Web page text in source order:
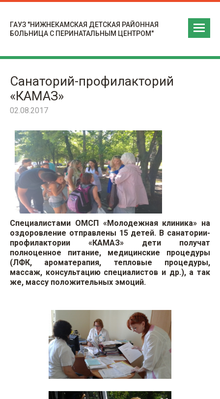
ГАУЗ "НИЖНЕКАМСКАЯ ДЕТСКАЯ РАЙОННАЯ
БОЛЬНИЦА С ПЕРИНАТАЛЬНЫМ ЦЕНТРОМ"
Санаторий-профилакторий
«КАМАЗ»
02.08.2017
Специалистами ОМСП «Молодежная клиника» на
оздоровление отправлены 15 детей. В санатории-
профилактории «КАМАЗ» дети получат
полноценное питание, медицинские процедуры
(ЛФК, ароматерапия, тепловые процедуры,
массаж, консультацию специалистов и др.), а так
же, массу положительных эмоций.